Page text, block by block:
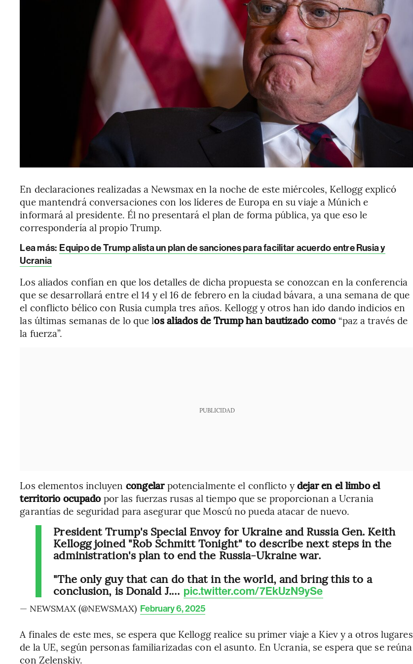
En declaraciones realizadas a Newsmax en la noche de este miércoles, Kellogg explicó
que mantendrá conversaciones con los líderes de Europa en su viaje a Múnich e
informará al presidente. Él no presentará el plan de forma pública, ya que eso le
correspondería al propio Trump.
Lea más: Equipo de Trump alista un plan de sanciones para facilitar acuerdo entre Rusia y
Ucrania
Los aliados confían en que los detalles de dicha propuesta se conozcan en la conferencia
que se desarrollará entre el 14 y el 16 de febrero en la ciudad bávara, a una semana de que
el conflicto bélico con Rusia cumpla tres años. Kellogg y otros han ido dando indicios en
las últimas semanas de lo que los aliados de Trump han bautizado como“paz a través de
la fuerza”.
PUBLICIDAD
Los elementos incluyen congelarpotencialmente el conflicto ydejar en el limbo el
territorio ocupadopor las fuerzas rusas al tiempo que se proporcionan a Ucrania
garantías de seguridad para asegurar que Moscú no pueda atacar de nuevo.
President Trump's Special Envoy for Ukraine and Russia Gen. Keith
Kellogg joined "Rob Schmitt Tonight" to describe next steps in the
administration's plan to end the Russia-Ukraine war.
"The only guy that can do that in the world, and bring this to a
conclusion, is Donald J.… pic.twitter.com/7EkUzN9ySe
— NEWSMAX (@NEWSMAX) February 6, 2025
A finales de este mes, se espera que Kellogg realice su primer viaje a Kiev y a otros lugares
de la UE, según personas familiarizadas con el asunto. En Ucrania, se espera que se reúna
con Zelenskiy.